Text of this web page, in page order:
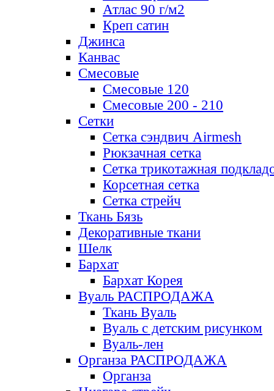
Атлас 90 г/м2
Креп сатин
Джинса
Канвас
Смесовые
Смесовые 120
Смесовые 200 - 210
Сетки
Сетка сэндвич Airmesh
Рюкзачная сетка
Сетка трикотажная
Корсетная сетка
Сетка стрейч
Ткань Бязь
Декоративные ткани
Шелк
Бархат
Бархат Корея
Вуаль РАСПРОДАЖА
Ткань Вуаль
Вуаль с детским рисунком
Вуаль-лен
Органза РАСПРОДАЖА
Органза